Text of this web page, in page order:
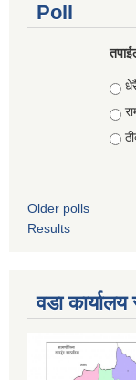
Poll
Older polls
Results
वडा